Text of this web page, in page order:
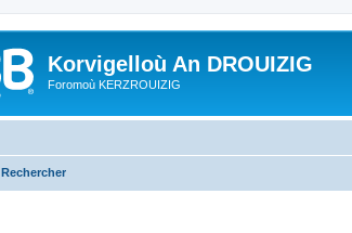
Korvigelloù An DROUIZIG
Foromoù KERZROUIZIG
Rechercher